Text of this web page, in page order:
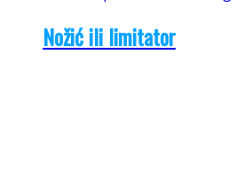
Nožić ili limitator